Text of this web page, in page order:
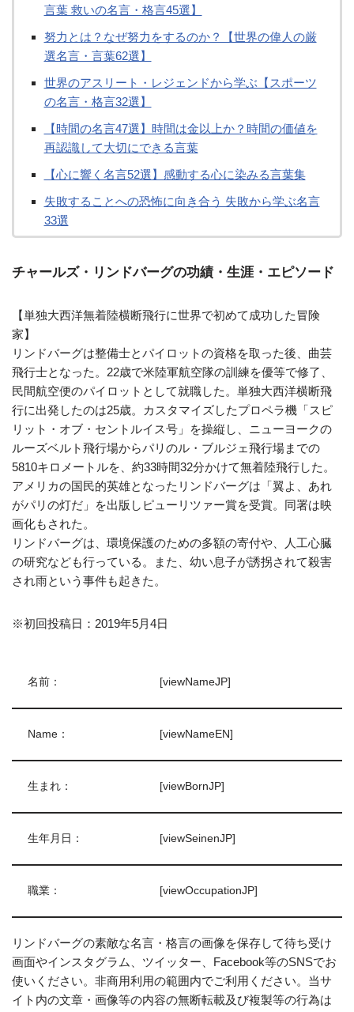
言葉 救いの名言・格言45選】
努力とは？なぜ努力をするのか？【世界の偉人の厳
選名言・言葉62選】
世界のアスリート・レジェンドから学ぶ【スポーツ
の名言・格言32選】
【時間の名言47選】時間は金以上か？時間の価値を
再認識して大切にできる言葉
【心に響く名言52選】感動する心に染みる言葉集
失敗することへの恐怖に向き合う 失敗から学ぶ名言
33選
チャールズ・リンドバーグの功績・生涯・エピソード
【単独大西洋無着陸横断飛行に世界で初めて成功した冒険
家】
リンドバーグは整備士とパイロットの資格を取った後、曲芸
飛行士となった。22歳で米陸軍航空隊の訓練を優等で修了、
民間航空便のパイロットとして就職した。単独大西洋横断飛
行に出発したのは25歳。カスタマイズしたプロペラ機「スピ
リット・オブ・セントルイス号」を操縦し、ニューヨークの
ルーズベルト飛行場からパリのル・ブルジェ飛行場までの
5810キロメートルを、約33時間32分かけて無着陸飛行した。
アメリカの国民的英雄となったリンドバーグは「翼よ、あれ
がパリの灯だ」を出版しピューリツァー賞を受賞。同署は映
画化もされた。
リンドバーグは、環境保護のための多額の寄付や、人工心臓
の研究なども行っている。また、幼い息子が誘拐されて殺害
され雨という事件も起きた。
※初回投稿日：2019年5月4日
名前： [viewNameJP]
Name： [viewNameEN]
生まれ： [viewBornJP]
生年月日： [viewSeinenJP]
職業： [viewOccupationJP]
リンドバーグの素敵な名言・格言の画像を保存して待ち受け
画面やインスタグラム、ツイッター、Facebook等のSNSでお
使いください。非商用利用の範囲内でご利用ください。当サ
イト内の文章・画像等の内容の無断転載及び複製等の行為は